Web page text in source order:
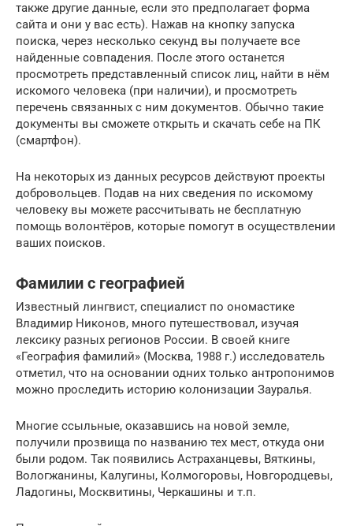
также другие данные, если это предполагает форма
сайта и они у вас есть). Нажав на кнопку запуска
поиска, через несколько секунд вы получаете все
найденные совпадения. После этого останется
просмотреть представленный список лиц, найти в нём
искомого человека (при наличии), и просмотреть
перечень связанных с ним документов. Обычно такие
документы вы сможете открыть и скачать себе на ПК
(смартфон).
На некоторых из данных ресурсов действуют проекты
добровольцев. Подав на них сведения по искомому
человеку вы можете рассчитывать не бесплатную
помощь волонтёров, которые помогут в осуществлении
ваших поисков.
Фамилии с географией
Известный лингвист, специалист по ономастике
Владимир Никонов, много путешествовал, изучая
лексику разных регионов России. В своей книге
«География фамилий» (Москва, 1988 г.) исследователь
отметил, что на основании одних только антропонимов
можно проследить историю колонизации Зауралья.
Многие ссыльные, оказавшись на новой земле,
получили прозвища по названию тех мест, откуда они
были родом. Так появились Астраханцевы, Вяткины,
Вологжанины, Калугины, Колмогоровы, Новгородцевы,
Ладогины, Москвитины, Черкашины и т.п.